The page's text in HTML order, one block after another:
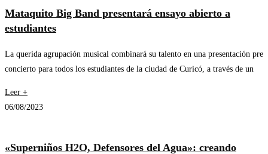
Mataquito Big Band presentará ensayo abierto a
estudiantes
La querida agrupación musical combinará su talento en una presentación pre
concierto para todos los estudiantes de la ciudad de Curicó, a través de un
Leer +
06/08/2023
«Superniños H2O, Defensores del Agua»: creando